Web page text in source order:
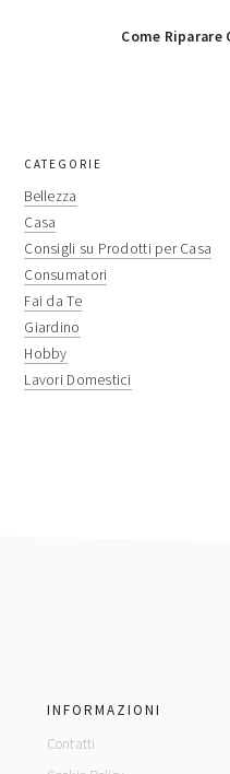
Next
Come
primary
sidebar
CATEGORIE
Bellezza
Casa
Consigli su Prodotti per Casa
Consumatori
Fai da Te
Giardino
Hobby
Lavori Domestici
INFORMAZIONI
Contatti